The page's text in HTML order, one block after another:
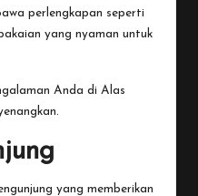
perlengkapan seperti
yang nyaman untuk
Anda di Alas
yang memberikan